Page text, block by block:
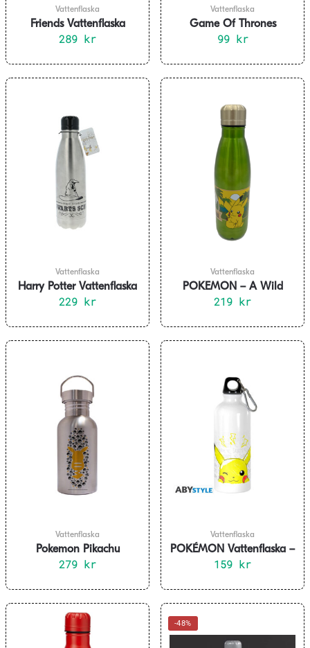
Vattenflaska
Friends Vattenflaska
Rostfritt Stål
289 kr
Vattenflaska
Game Of Thrones
Vattenflaska I Drink & I
99 kr
Vattenflaska
Harry Potter Vattenflaska
Rostfritt Stål
229 kr
Vattenflaska
POKEMON – A Wild
Pikachu – Vattenflaska
219 kr
Vattenflaska
Pokemon Pikachu
Vattenflaska Rostfritt Stål
279 kr
Vattenflaska
POKÉMON Vattenflaska –
Pikachu Scribble
159 kr
-48%